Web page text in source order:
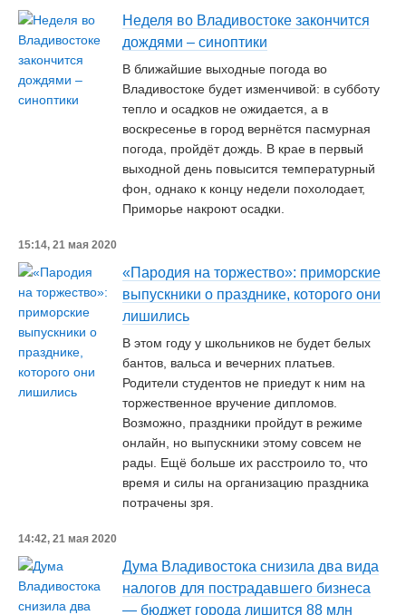
Неделя во Владивостоке закончится
дождями – синоптики
В ближайшие выходные погода во
Владивостоке будет изменчивой: в субботу
тепло и осадков не ожидается, а в
воскресенье в город вернётся пасмурная
погода, пройдёт дождь. В крае в первый
выходной день повысится температурный
фон, однако к концу недели похолодает,
Приморье накроют осадки.
15:14, 21 мая 2020
«Пародия на торжество»: приморские
выпускники о празднике, которого они
лишились
В этом году у школьников не будет белых
бантов, вальса и вечерних платьев.
Родители студентов не приедут к ним на
торжественное вручение дипломов.
Возможно, праздники пройдут в режиме
онлайн, но выпускники этому совсем не
рады. Ещё больше их расстроило то, что
время и силы на организацию праздника
потрачены зря.
14:42, 21 мая 2020
Дума Владивостока снизила два вида
налогов для пострадавшего бизнеса
— бюджет города лишится 88 млн